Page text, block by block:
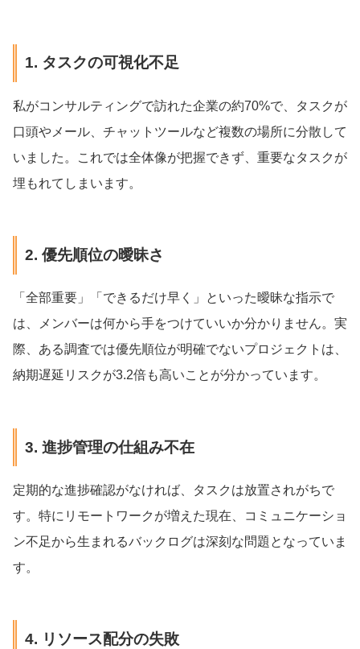
1. タスクの可視化不足
私がコンサルティングで訪れた企業の約70%で、タスクが
口頭やメール、チャットツールなど複数の場所に分散して
いました。これでは全体像が把握できず、重要なタスクが
埋もれてしまいます。
2. 優先順位の曖昧さ
「全部重要」「できるだけ早く」といった曖昧な指示で
は、メンバーは何から手をつけていいか分かりません。実
際、ある調査では優先順位が明確でないプロジェクトは、
納期遅延リスクが3.2倍も高いことが分かっています。
3. 進捗管理の仕組み不在
定期的な進捗確認がなければ、タスクは放置されがちで
す。特にリモートワークが増えた現在、コミュニケーショ
ン不足から生まれるバックログは深刻な問題となっていま
す。
4. リソース配分の失敗